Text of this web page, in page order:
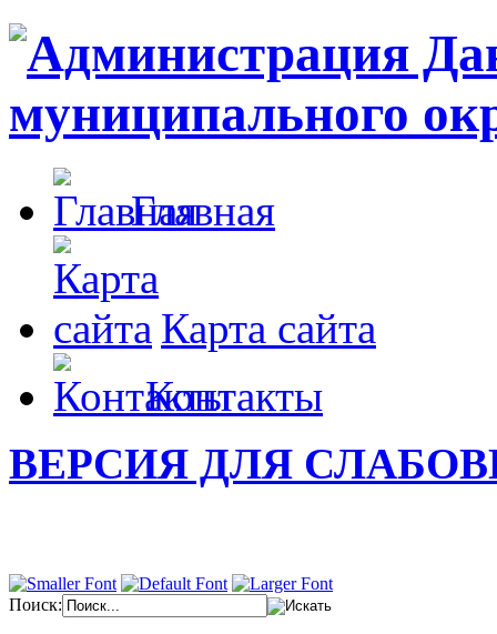
Главная
Карта сайта
Контакты
ВЕРСИЯ ДЛЯ
Поиск: